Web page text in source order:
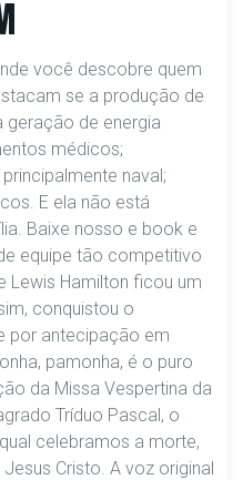
você descobre quem
se a produção de
geração de energia
médicos;
naval;
E ela não está
Baixe nosso e book e
equipe tão competitivo
Lewis Hamilton ficou um
conquistou o
por antecipação em
pamonha, é o puro
da Missa Vespertina da
Tríduo Pascal, o
celebramos a morte,
Cristo. A voz original